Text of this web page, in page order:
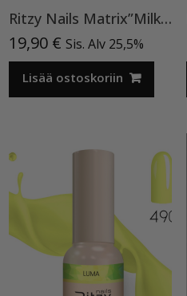
Ritzy Nails Matrix”Milky Rose” rakennegeeli, 04 9ml, Bottle builder gel
19,90 € Sis. Alv 25,5%
Lisää ostoskoriin